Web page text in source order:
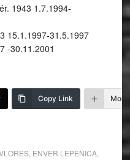
1943 1.7.1994-
15.1.1997-31.5.1997
-30.11.2001
Copy Link More
, ENVER LEPENICA,